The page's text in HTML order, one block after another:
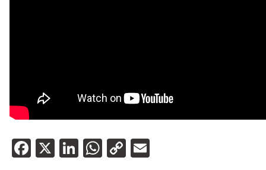
Facebook
X LinkedIn
WhatsApp
Copy